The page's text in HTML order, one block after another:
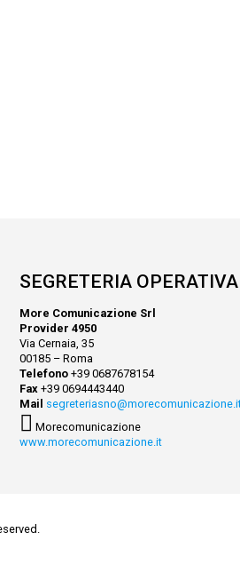
SEGRETERIA
More Comunicazione Srl
Provider 4950
Via Cernaia, 35
00185 – Roma
Telefono+39 0687678154
Fax+39 0694443440
Mail
Morecomunicazione
www.morecomunicazione.it